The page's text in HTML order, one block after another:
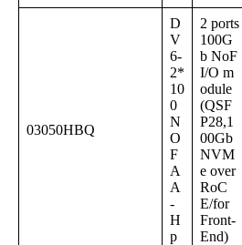
03050HBQ
D
V
6-
2*
10
0
N
O
F
A
A
-
H
p
2 ports
100G
b NoF
I/O m
odule
(QSF
P28,1
00Gb
NVM
e over
RoC
E/for
Front-
End)